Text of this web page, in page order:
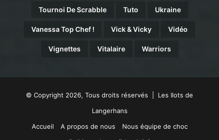
Tournoi De Scrabble Tuto Ukraine
Vanessa Top Chef ! Vick & Vicky Vidéo
Vignettes Vitalaire Warriors
© Copyright 2026, Tous droits réservés | Les Ilots de
Langerhans
Accueil
A propos de nous
Nous équipe de choc